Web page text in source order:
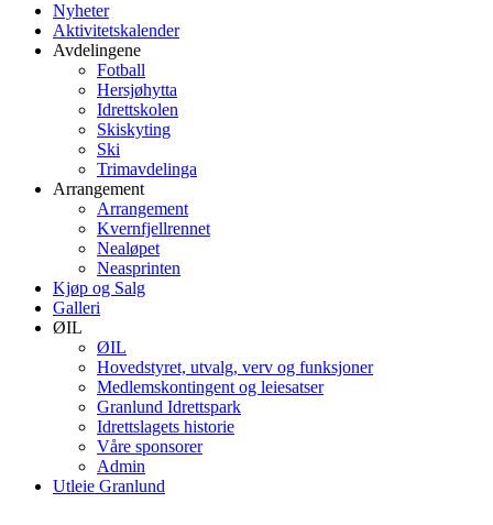
Nyheter
Aktivitetskalender
Avdelingene
Fotball
Hersjøhytta
Idrettskolen
Skiskyting
Ski
Trimavdelinga
Arrangement
Arrangement
Kvernfjellrennet
Nealøpet
Neasprinten
Kjøp og Salg
Galleri
ØIL
ØIL
Hovedstyret, utvalg, verv og funksjoner
Medlemskontingent og leiesatser
Granlund Idrettspark
Idrettslagets historie
Våre sponsorer
Admin
Utleie Granlund